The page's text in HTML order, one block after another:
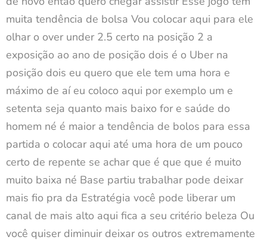
muita tendência de bolsa Vou colocar aqui para ele
olhar o over under 2.5 certo na posição 2 a
exposição ao ano de posição dois é o Uber na
posição dois eu quero que ele tem uma hora e
máximo de aí eu coloco aqui por exemplo um e
setenta seja quanto mais baixo for e saúde do
homem né é maior a tendência de bolos para essa
partida o colocar aqui até uma hora de um pouco
certo de repente se achar que é que que é muito
muito baixa né Base partiu trabalhar pode deixar
mais fio pra da Estratégia você pode liberar um
canal de mais alto aqui fica a seu critério beleza Ou
você quiser diminuir deixar os outros extremamente